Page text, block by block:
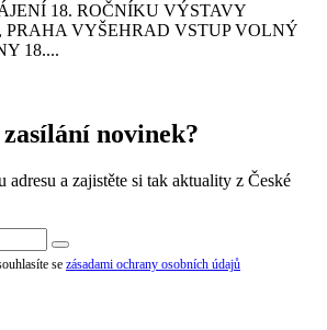
18. ROČNÍKU VÝSTAVY
PRAHA VYŠEHRAD VSTUP VOLNÝ
18....
novinek?
adresu a zajistěte si tak aktuality z České
se zásadami ochrany osobních údajů